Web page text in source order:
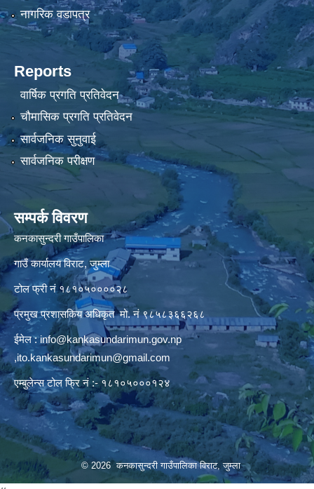
नागरिक वडापत्र
Reports
वार्षिक प्रगति प्रतिवेदन
चौमासिक प्रगति प्रतिवेदन
सार्वजनिक सुनुवाई
सार्वजनिक परीक्षण
सम्पर्क विवरण
कनकासुन्दरी गाउँपालिका
गाउँ कार्यालय विराट, जुम्ला
टोल फ्री नं १८१०५००००२८
प्रमुख प्रशासकिय अधिकृत मो. नं ९८५८३६६२६८
ईमेल :info@kankasundarimun.gov.np
,ito.kankasundarimun@gmail.com
एम्बुलेन्स टोल फ्रि नं :- १८१०५०००१२४
© 2026 कनकासुन्दरी गाउँपालिका विराट, जुम्ला